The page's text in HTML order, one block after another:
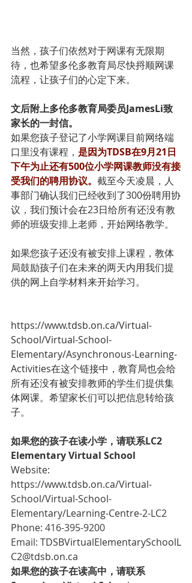
当然，孩子们依然对于网课有无限期
待，也希望多伦多教育局尽快捋顺网课
流程，让孩子们的心定下来。
文后附上多伦多教育局委员JamesLi致
家长的一封信。
如果您孩子登记了小学网课目前网络端
口里没有课程， 是因为TDSB在9月21日
下午为止还有500位小学网课教师没有接
受我们的聘用协议。 截至今天凌晨，人
事部门确认我们已经收到了300份聘用协
议，我们预计会在23日给所有还没有教
师的班级安排上老师，开始网络教学。
如果您孩子还没有被安排上课程，教体
局鼓励孩子们在未来的两天内用我们提
供的网上自学材料来开始学习。
https://www.tdsb.on.ca/Virtual-
School/Virtual-School-
Elementary/Asynchronous-Learning-
Activities在这个链接中，教育局也会给
所有还没有被安排教师的学生们提供集
体网课。希望家长们可以把信息转给孩
子。
如果您的孩子在读小学，请联系LC2
Elementary Virtual School
Website:
https://www.tdsb.on.ca/Virtual-
School/Virtual-School-
Elementary/Learning-Centre-2-LC2
Phone: 416-395-9200
Email: TDSBVirtualElementarySchoolL
C2@tdsb.on.ca
如果您的孩子在读高中，请联系